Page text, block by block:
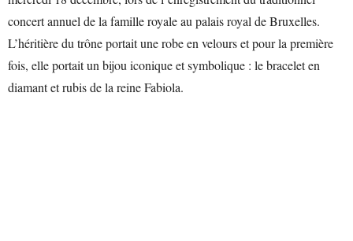
concert annuel de la famille royale au palais royal de Bruxelles.
L’héritière du trône portait une robe en velours et pour la première
fois, elle portait un bijou iconique et symbolique : le bracelet en
diamant et rubis de la reine Fabiola.